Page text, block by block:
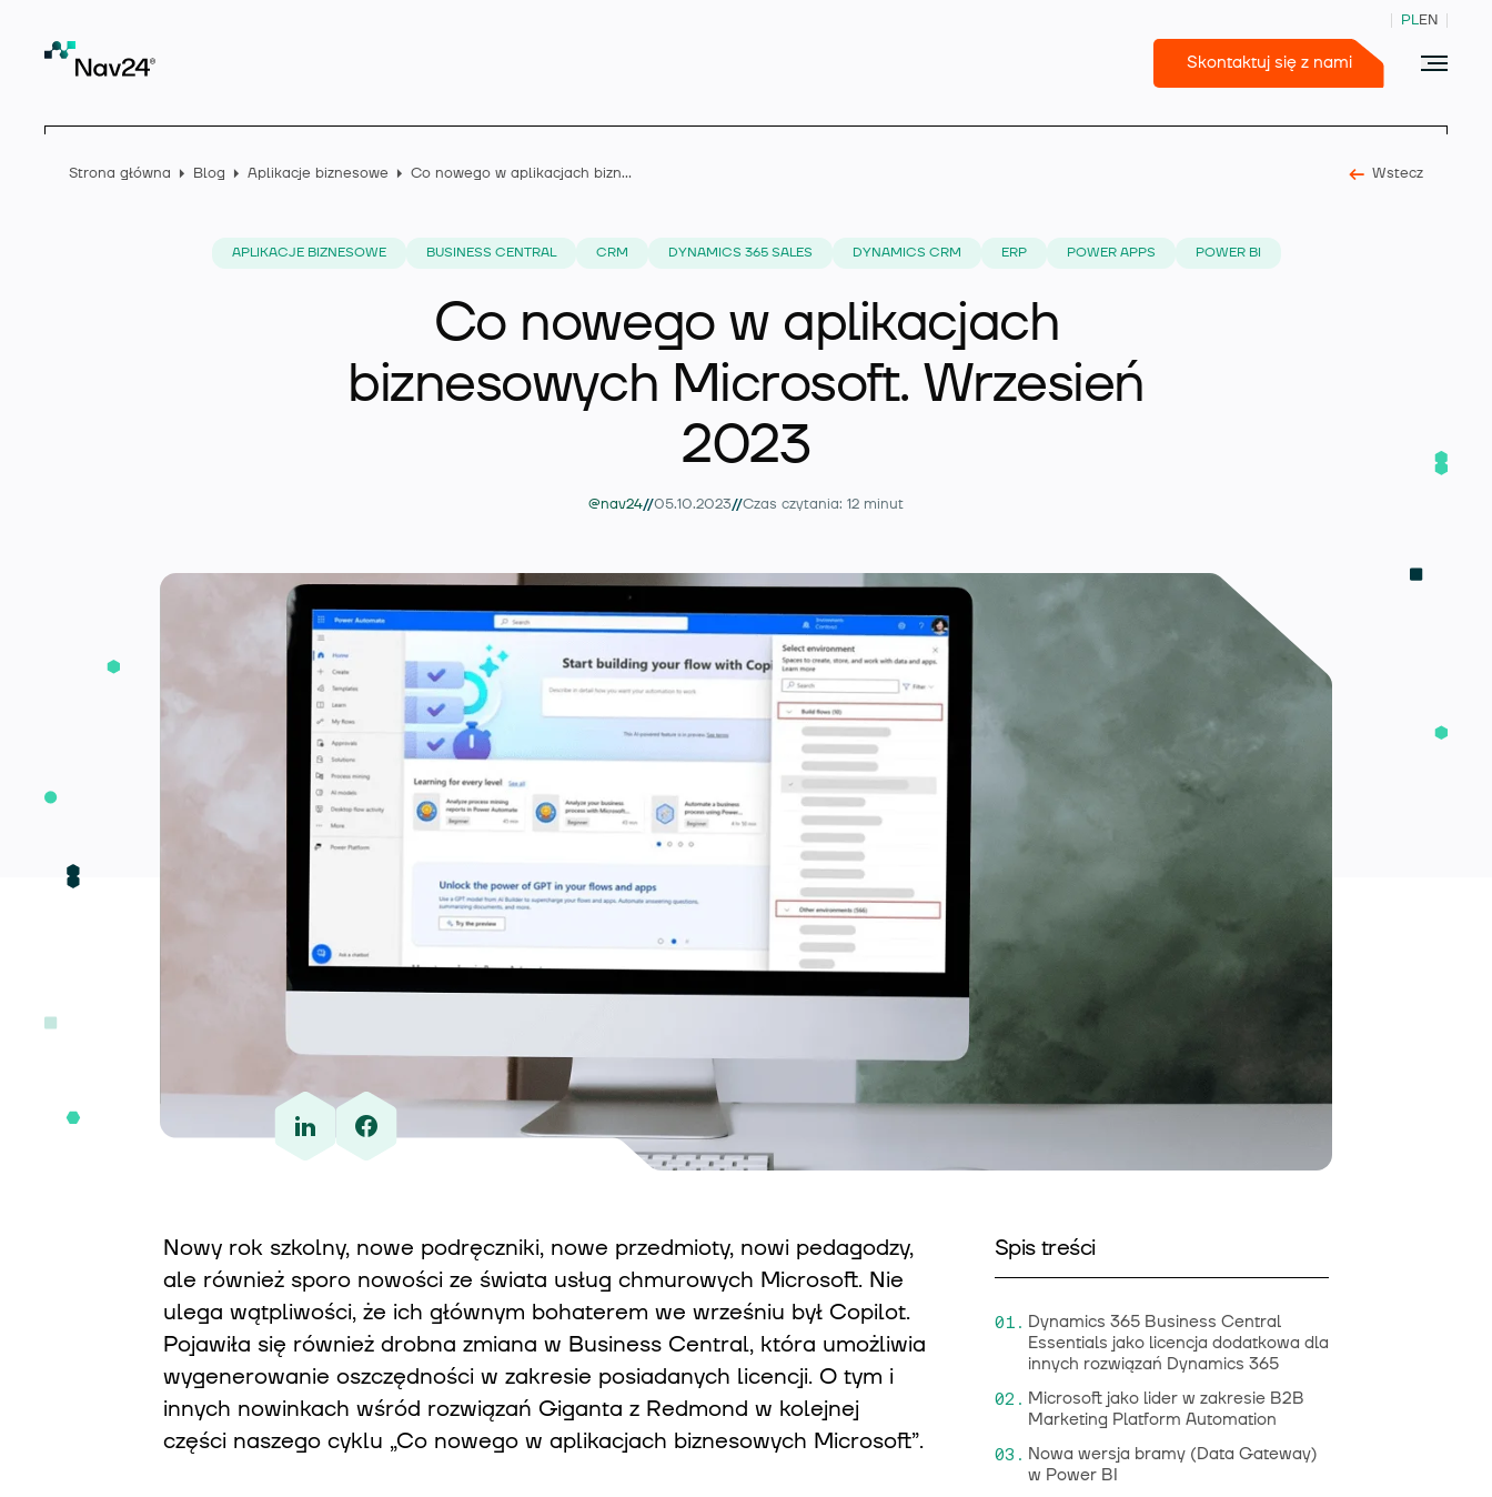
PLEN
Skontaktuj się z nami
Rozszerzenia
Wiedza
O nas
Strona główna Blog Aplikacje biznesowe Co nowego w aplikacjach biznesowych Microsoft. Wrzesień 2023 Wstecz
APLIKACJE BIZNESOWE BUSINESS CENTRAL CRM DYNAMICS 365 SALES DYNAMICS CRM ERP POWER APPS POWER BI
Co nowego w aplikacjach
biznesowych Microsoft. Wrzesień
2023
@nav24//05.10.2023//Czas czytania: 12 minut
Nowy rok szkolny, nowe podręczniki, nowe przedmioty, nowi pedagodzy,
ale również sporo nowości ze świata usług chmurowych Microsoft. Nie
ulega wątpliwości, że ich głównym bohaterem we wrześniu był Copilot.
Pojawiła się również drobna zmiana w Business Central, która umożliwia
wygenerowanie oszczędności w zakresie posiadanych licencji. O tym i
innych nowinkach wśród rozwiązań Giganta z Redmond w kolejnej
części naszego cyklu „Co nowego w aplikacjach biznesowych Microsoft”.
Spis treści
Dynamics 365 Business Central
Essentials jako licencja dodatkowa dla
innych rozwiązań Dynamics 365
Microsoft jako lider w zakresie B2B
Marketing Platform Automation
Nowa wersja bramy (Data Gateway)
w Power BI